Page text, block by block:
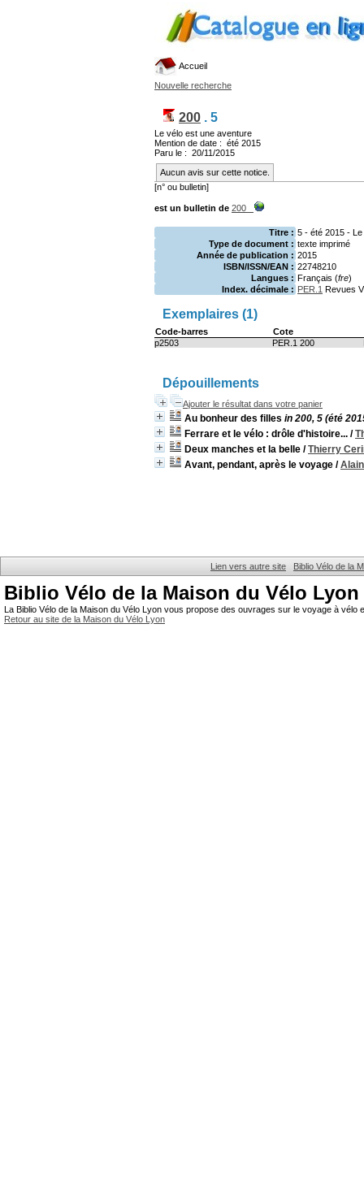
Accueil
Nouvelle recherche
200 . 5
Le vélo est une aventure
Mention de date : été 2015
Paru le : 20/11/2015
Aucun avis sur cette notice.
[n° ou bulletin]
est un bulletin de 200
Titre : 5 - été 2015 -
Type de document : texte imprimé
Année de publication : 2015
ISBN/ISSN/EAN : 22748210
Langues : Français (fre)
Index. décimale : PER.1 Revues
Exemplaires (1)
Code-barres
Cote
p2503
PER.1 200
Dépouillements
Ajouter le résultat dans votre panier
Au bonheur des filles in 200, 5 (été
Ferrare et le vélo : drôle d'histoire... /
Deux manches et la belle /Thierry
Avant, pendant, après le voyage /
Lien vers autre site Biblio Vélo de la
Biblio Vélo de la Maison du Vélo Lyon
La Biblio Vélo de la Maison du Vélo Lyon vous propose des ouvrages sur le voyage à
Retour au site de la Maison du Vélo Lyon